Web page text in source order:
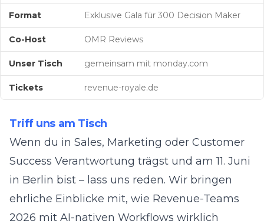
Format Exklusive Gala für 300 Decision Maker
Co-Host OMR Reviews
Unser Tisch gemeinsam mit monday.com
Tickets revenue-royale.de
Triff uns am Tisch
Wenn du in Sales, Marketing oder Customer
Success Verantwortung trägst und am 11. Juni
in Berlin bist – lass uns reden. Wir bringen
ehrliche Einblicke mit, wie Revenue-Teams
2026 mit AI-nativen Workflows wirklich